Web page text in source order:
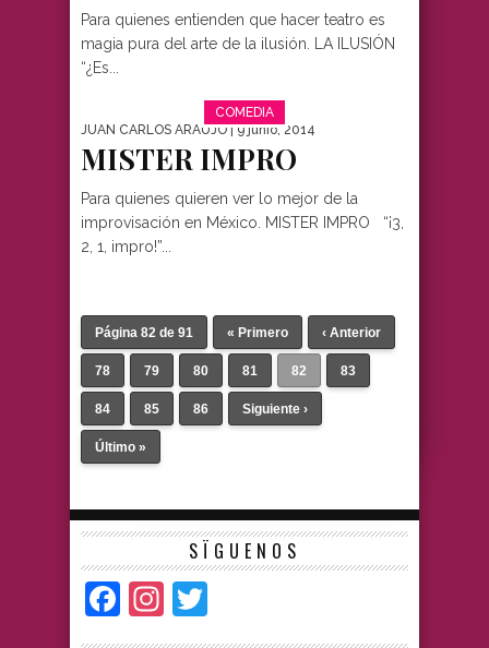
Para quienes entienden que hacer teatro es
magia pura del arte de la ilusión. LA ILUSIÓN
“¿Es...
COMEDIA
JUAN CARLOS ARAUJO| 9 junio, 2014
MISTER IMPRO
Para quienes quieren ver lo mejor de la
improvisación en México. MISTER IMPRO “¡3,
2, 1, impro!”...
Página 82 de 91 « Primero ‹ Anterior
78 79 80 81 82 83
84 85 86 Siguiente ›
Último »
SÏGUENOS
Facebook
Instagram